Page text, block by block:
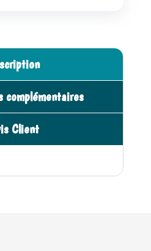
complémentaires
Client